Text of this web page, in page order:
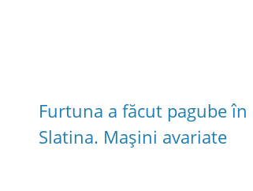
Furtuna a făcut pagube în
Slatina. Mașini avariate